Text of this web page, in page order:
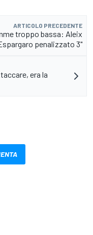
ARTICOLO PRECEDENTE
troppo bassa: Aleix
penalizzato 3"
era la